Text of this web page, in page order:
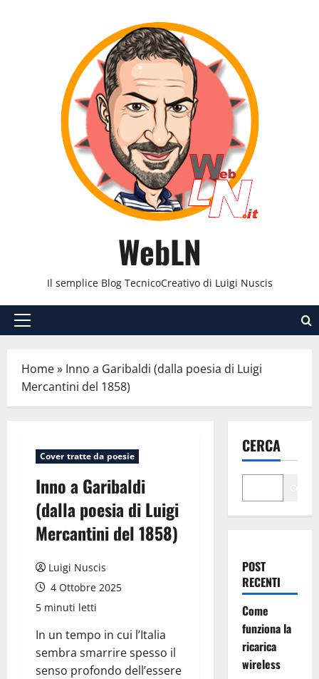
WebLN
Il semplice Blog TecnicoCreativo di Luigi Nuscis
Menu
Home» Inno a Garibaldi (dalla poesia di Luigi
Mercantini del 1858)
Cover tratte da poesie
Inno a Garibaldi
(dalla poesia di Luigi
Mercantini del 1858)
Luigi Nuscis
4 Ottobre 2025
5 minuti letti
In un tempo in cui l’Italia
sembra smarrire spesso il
senso profondo dell’essere
CERCA
POST
RECENTI
Come
funziona la
ricarica
wireless